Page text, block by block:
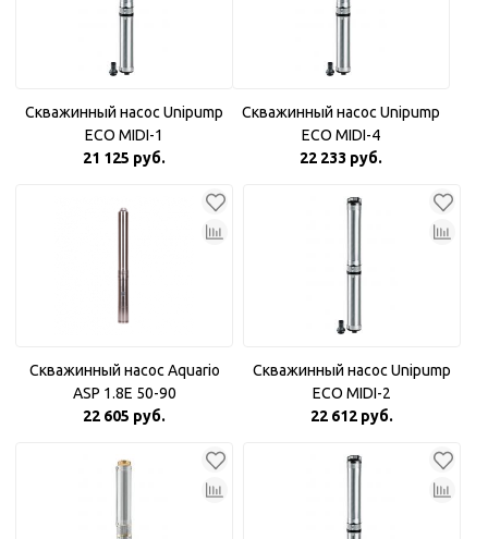
Скважинный насос Unipump
ECO MIDI-1
21 125 руб.
Скважинный насос Unipump
ECO MIDI-4
22 233 руб.
Скважинный насос Aquario
ASP 1.8Е 50-90
22 605 руб.
Скважинный насос Unipump
ECO MIDI-2
22 612 руб.